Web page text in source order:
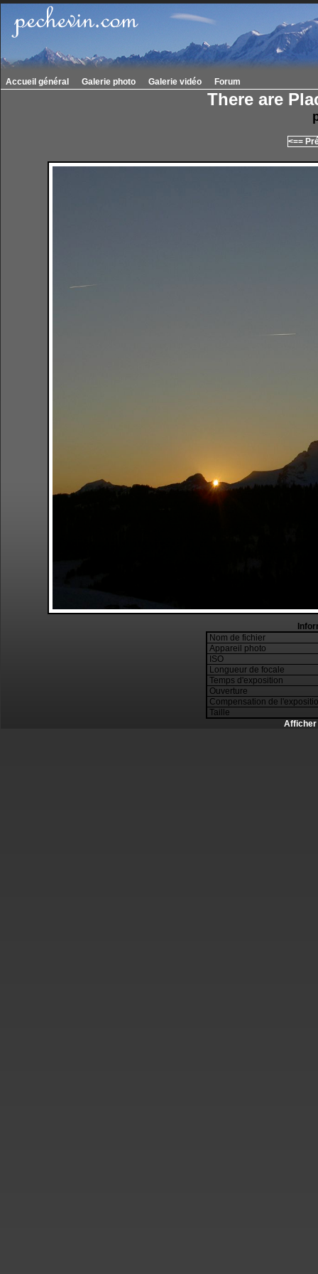
Accueil général Galerie photo Galerie vidéo Forum
There are
<==
Nom de fichier
Appareil photo
ISO
Longueur de focale
Temps d'exposition
Ouverture
Compensation de
Taille
Afficher